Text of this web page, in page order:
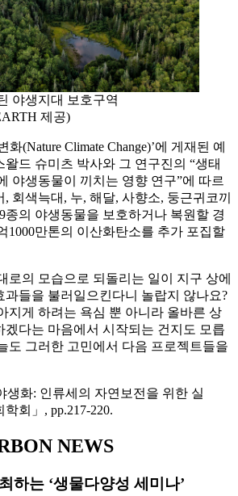
야생지대 보호구역
제공)
(Nature Climate Change)’에 게재된 예
드 슈미츠 박사와 그 연구진의 “생태
야생동물이 끼치는 영향 연구”에 따르
, 회색늑대, 누, 해달, 사향소, 둥근귀코끼
종의 야생동물을 보호하거나 복원할 경
1000만톤의 이산화탄소를 추가 포집할
로의 모습으로 되돌리는 일이 지구 상에
과들을 불러일으킨다니 놀랍지 않나요?
지게 하려는 욕심 뿐 아니라 올바른 상
겠다는 마음에서 시작되는 건지도 모릅
도 그러한 고민에서 다음 프로젝트들을
생화: 인류세의 자연보전을 위한 실
회」, pp.217-220.
NEWS
하는 ‘생물다양성 세미나’